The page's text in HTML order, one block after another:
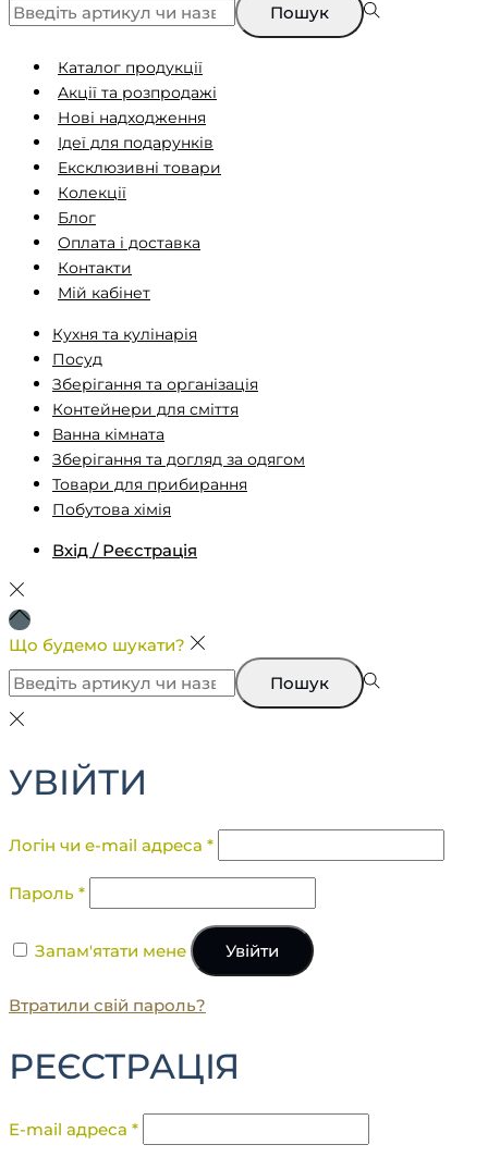
Пошук
Каталог продукції
Aкції та розпродажі
Нові надходження
Ідеї ​​для подарунків
Ексклюзивні товари
Колекції
Блог
Оплата і доставка
Контакти
Мій кабінет
Кухня та кулінарія
Посуд
Зберігання та організація
Контейнери для сміття
Ванна кімната
Зберігання та догляд за одягом
Товари для прибирання
Побутова хімія
Вхід / Реєстрація
Що будемо шукати?
Пошук
УВІЙТИ
Логін чи e-mail адреса *
Пароль *
Запам'ятати мене Увійти
Втратили свій пароль?
РЕЄСТРАЦІЯ
E-mail адреса *